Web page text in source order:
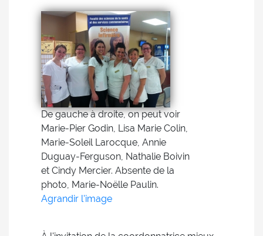
De gauche à droite, on peut voir
Marie-Pier Godin, Lisa Marie Colin,
Marie-Soleil Larocque, Annie
Duguay-Ferguson, Nathalie Boivin
et Cindy Mercier. Absente de la
photo, Marie-Noëlle Paulin.
Agrandir l'image